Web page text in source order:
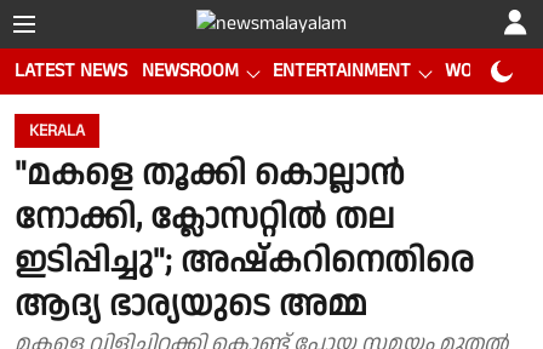
LATEST NEWS NEWSROOM ENTERTAINMENT WORLD CUP
KERALA
"മകളെ തൂക്കി കൊല്ലാൻ
നോക്കി, ക്ലോസറ്റിൽ തല
ഇടിപ്പിച്ചു"; അഷ്‌കറിനെതിരെ
ആദ്യ ഭാര്യയുടെ അമ്മ